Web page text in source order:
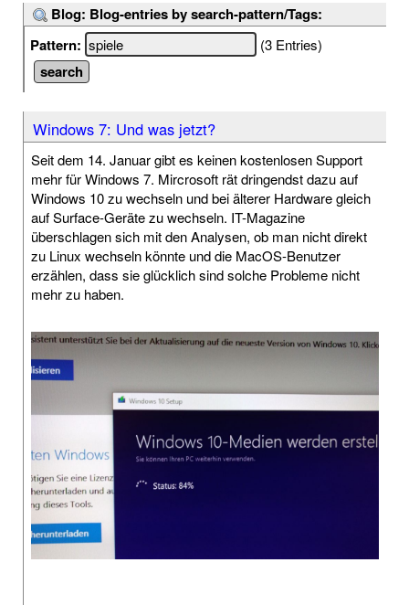
Blog: Blog-entries by search-pattern/Tags:
Pattern:
(3 Entries)
Windows 7: Und was jetzt?
Seit dem 14. Januar gibt es keinen kostenlosen Support
mehr für Windows 7. Mircrosoft rät dringendst dazu auf
Windows 10 zu wechseln und bei älterer Hardware gleich
auf Surface-Geräte zu wechseln. IT-Magazine
überschlagen sich mit den Analysen, ob man nicht direkt
zu Linux wechseln könnte und die MacOS-Benutzer
erzählen, dass sie glücklich sind solche Probleme nicht
mehr zu haben.